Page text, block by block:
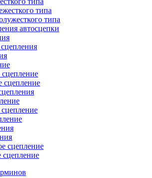
типа
типа
автосцепки
сцепление
сцепление
сцепление